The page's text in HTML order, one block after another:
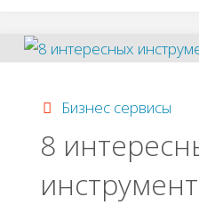
не
Бизнес сервисы
8